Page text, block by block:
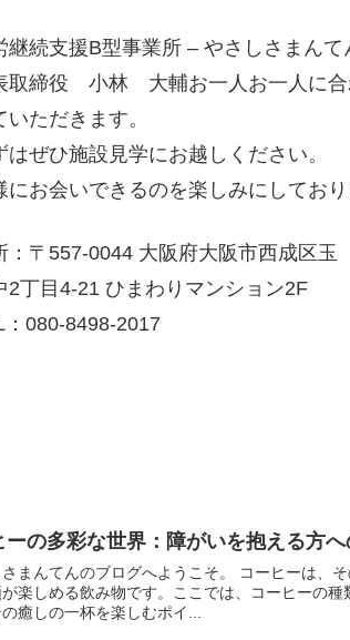
継続支援B型事業所 – やさしさまんて
取締役 小林 大輔お一人お一人に合
いただきます。
はぜひ施設見学にお越しください。
にお会いできるのを楽しみにしており
：〒557-0044 大阪府大阪市西成区玉
2丁目4-21 ひまわりマンション2F
：080-8498-2017
ーの多彩な世界：障がいを抱える方
まんてんのブログへようこそ。 コーヒーは、
楽しめる飲み物です。ここでは、コーヒーの
癒しの一杯を楽しむポイ...